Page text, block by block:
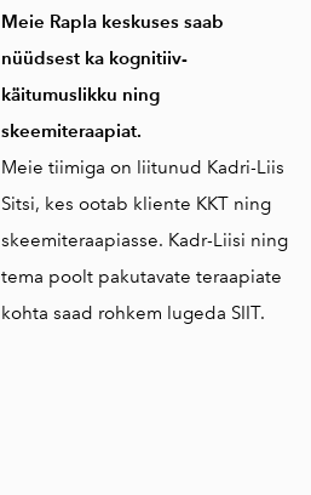
Meie Rapla keskuses saab
nüüdsest ka kognitiiv-
käitumuslikku ning
skeemiteraapiat.
Meie tiimiga on liitunud Kadri-Liis
Sitsi, kes ootab kliente KKT ning
skeemiteraapiasse. Kadr-Liisi ning
tema poolt pakutavate teraapiate
kohta saad rohkem lugeda SIIT.